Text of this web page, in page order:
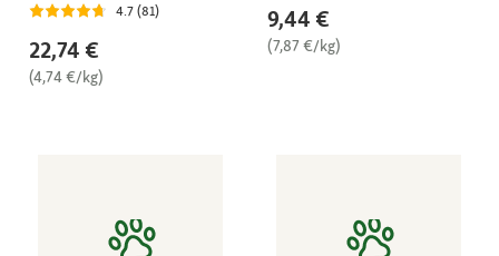
4.7 (81)
22,74 €
(4,74 €/kg)
9,44 €
(7,87 €/kg)